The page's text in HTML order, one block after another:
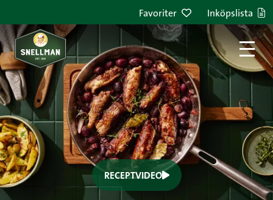
Favoriter Inköpslista